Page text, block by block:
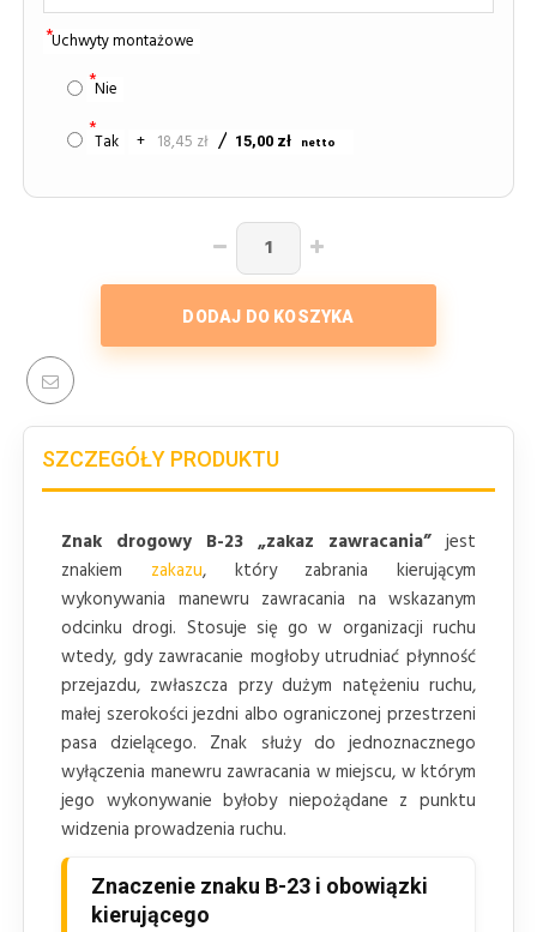
Uchwyty montażowe
Nie
Tak + 18,45 zł 15,00 zł
DODAJ DO KOSZYKA
SZCZEGÓŁY PRODUKTU
Znak drogowy B-23 „zakaz zawracania” jest
znakiem zakazu, który zabrania kierującym
wykonywania manewru zawracania na wskazanym
odcinku drogi. Stosuje się go w organizacji ruchu
wtedy, gdy zawracanie mogłoby utrudniać płynność
przejazdu, zwłaszcza przy dużym natężeniu ruchu,
małej szerokości jezdni albo ograniczonej przestrzeni
pasa dzielącego. Znak służy do jednoznacznego
wyłączenia manewru zawracania w miejscu, w którym
jego wykonywanie byłoby niepożądane z punktu
widzenia prowadzenia ruchu.
Znaczenie znaku B-23 i obowiązki
kierującego